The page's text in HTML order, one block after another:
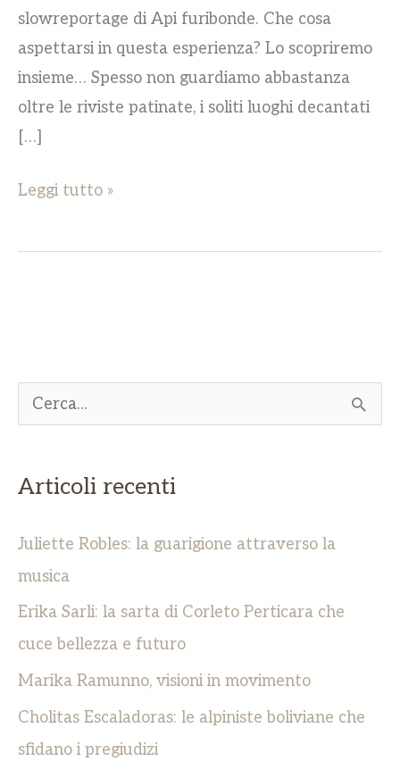
slowreportage di Api furibonde. Che cosa
aspettarsi in questa esperienza? Lo scopriremo
insieme… Spesso non guardiamo abbastanza
oltre le riviste patinate, i soliti luoghi decantati
[…]
Leggi tutto »
a
:
Articoli recenti
Juliette Robles: la guarigione attraverso la
musica
Erika Sarli: la sarta di Corleto Perticara che
cuce bellezza e futuro
Marika Ramunno, visioni in movimento
Cholitas Escaladoras: le alpiniste boliviane che
sfidano i pregiudizi